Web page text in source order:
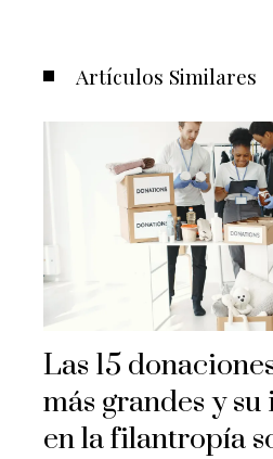
Artículos Similares
Las 15
más grandes y
en la filantropía